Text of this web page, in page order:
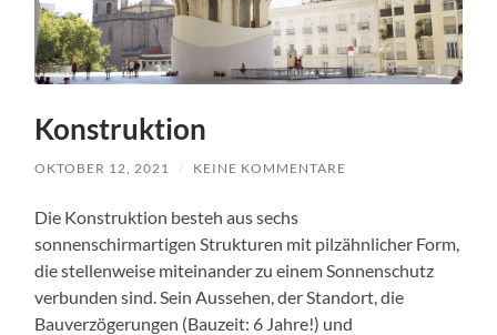
Konstruktion
OKTOBER 12, 2021 / KEINE KOMMENTARE
Die Konstruktion besteh aus sechs
sonnenschirmartigen Strukturen mit pilzähnlicher Form,
die stellenweise miteinander zu einem Sonnenschutz
verbunden sind. Sein Aussehen, der Standort, die
Bauverzögerungen (Bauzeit: 6 Jahre!) und